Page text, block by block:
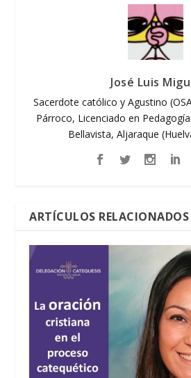
José Luis
Sacerdote católico y Agustino
Párroco, Licenciado en
Bellavista, Aljaraque
ARTÍCULOS RELACIONADOS